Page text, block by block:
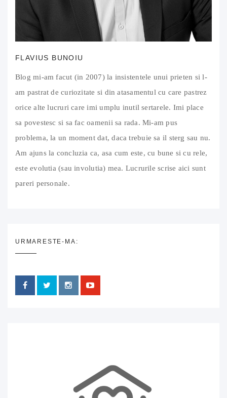
FLAVIUS BUNOIU
Blog mi-am facut (in 2007) la insistentele unui prieten si l-
am pastrat de curiozitate si din atasamentul cu care pastrez
orice alte lucruri care imi umplu inutil sertarele. Imi place
sa povestesc si sa fac oamenii sa rada. Mi-am pus
problema, la un moment dat, daca trebuie sa il sterg sau nu.
Am ajuns la concluzia ca, asa cum este, cu bune si cu rele,
este evolutia (sau involutia) mea. Lucrurile scrise aici sunt
pareri personale.
URMARESTE-MA: